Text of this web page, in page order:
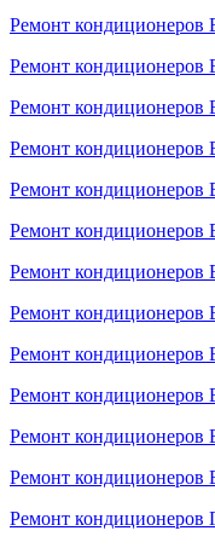
Ремонт кондиционеров
Ремонт кондиционеров
Ремонт кондиционеров
Ремонт кондиционеров
Ремонт кондиционеров
Ремонт кондиционеров
Ремонт кондиционеров
Ремонт кондиционеров
Ремонт кондиционеров
Ремонт кондиционеров
Ремонт кондиционеров
Ремонт кондиционеров
Ремонт кондиционеров